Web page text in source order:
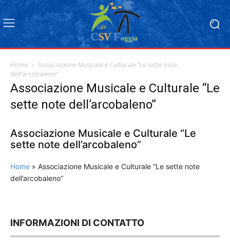
Home
Associazione Musicale e Culturale “Le sette note
dell’arcobaleno”
Associazione Musicale e Culturale “Le
sette note dell’arcobaleno”
Associazione Musicale e Culturale “Le
sette note dell’arcobaleno”
Home » Associazione Musicale e Culturale “Le sette note
dell’arcobaleno”
INFORMAZIONI DI CONTATTO